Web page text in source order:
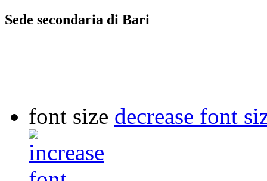
Sede secondaria di Bari
font size decrease font